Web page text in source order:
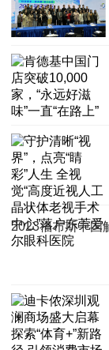
2023福布斯中国